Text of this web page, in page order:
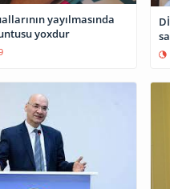
yayılmasında
yoxdur